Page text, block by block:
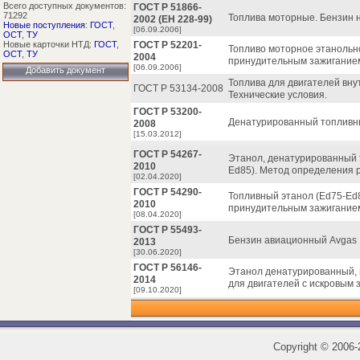
Всего доступных документов:
71292
Новые поступления: ГОСТ,
ОСТ, ТУ
Новые карточки НТД: ГОСТ,
ОСТ, ТУ
Добавить документ
ГОСТ Р 51866-
2002 (ЕН 228-99)
[06.09.2006]
Топлива моторные. Бензин
ГОСТ Р 52201-
2004
[06.09.2006]
Топливо моторное
принудительным
ГОСТ Р 53134-2008 Топлива для двигателей
Технические условия.
ГОСТ Р 53200-
2008
[15.03.2012]
Денатурированный
ГОСТ Р 54267-
2010
[02.04.2020]
Этанол,
Ed85). Метод определения
ГОСТ Р 54290-
2010
[08.04.2020]
Топливный этанол (Ed75-
принудительным
ГОСТ Р 55493-
2013
[30.06.2020]
Бензин авиационный Avgas
ГОСТ Р 56146-
2014
[09.10.2020]
Этанол денатурированный,
для двигателей с искровым
Copyright ©